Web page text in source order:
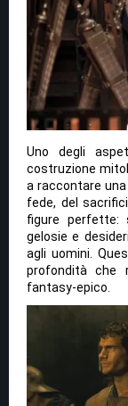
Uno degli
costruzione
a raccontare
fede, del
figure perfette:
gelosie e
agli uomini.
profondità che
fantasy-epico.